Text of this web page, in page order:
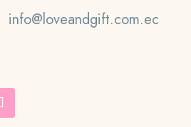
info@loveandgift.com.ec